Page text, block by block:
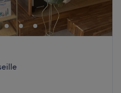
et votre esprit grâce à des
à vos besoins.
de bus Peyrets